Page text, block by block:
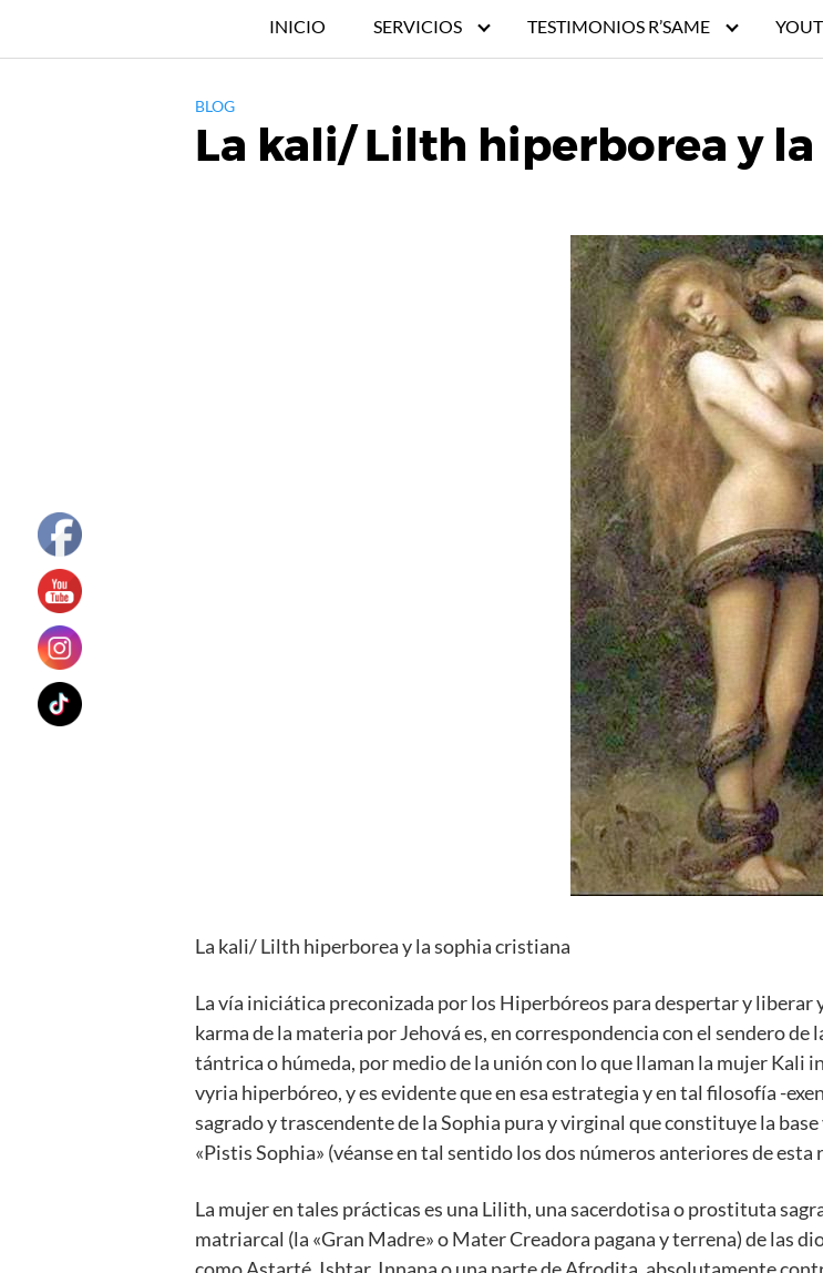
INICIO SERVICIOS TESTIMONIOS R’SAME
BLOG
La kali/ Lilth hiperborea y
La kali/ Lilth hiperborea y la sophia cristiana
La vía iniciática preconizada por los Hiperbóreos para despertar y liberar
karma de la materia por Jehová es, en correspondencia con el sendero
tántrica o húmeda, por medio de la unión con lo que llaman la mujer
vyria hiperbóreo, y es evidente que en esa estrategia y en tal filosofía -
sagrado y trascendente de la Sophia pura y virginal que constituye la
«Pistis Sophia» (véanse en tal sentido los dos números anteriores de
La mujer en tales prácticas es una Lilith, una sacerdotisa o prostituta
matriarcal (la «Gran Madre» o Mater Creadora pagana y terrena) de las